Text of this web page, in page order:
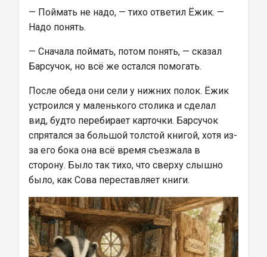
— Поймать не надо, — тихо ответил Ёжик. —
Надо понять.
— Сначала поймать, потом понять, — сказал
Барсучок, но всё же остался помогать.
После обеда они сели у нижних полок. Ёжик
устроился у маленького столика и сделал
вид, будто перебирает карточки. Барсучок
спрятался за большой толстой книгой, хотя из-
за его бока она всё время съезжала в
сторону. Было так тихо, что сверху слышно
было, как Сова переставляет книги.